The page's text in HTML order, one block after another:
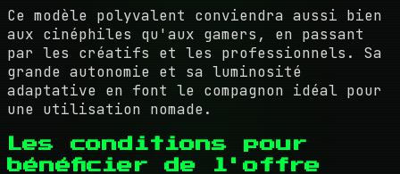
Ce modèle polyvalent conviendra aussi bien
aux cinéphiles qu'aux gamers, en passant
par les créatifs et les professionnels. Sa
grande autonomie et sa luminosité
adaptative en font le compagnon idéal pour
une utilisation nomade.
Les conditions pour
bénéficier de l'offre